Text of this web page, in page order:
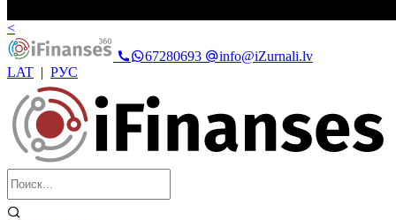
<
67280693
info@iZurnali.lv
LAT | РУС